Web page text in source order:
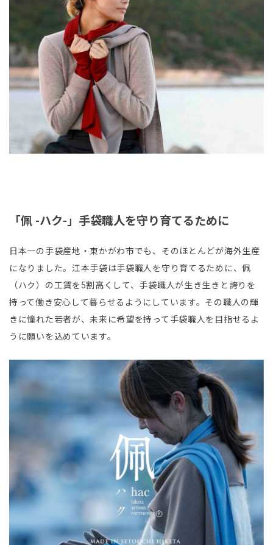
「佩 -ハク-」手袋職人を守り育てるために
日本一の手袋産地・東かがわ市でも、そのほとんどが海外生産
になりました。江本手袋は手袋職人を守り育てるために、佩
（ハク）の工賃を5割高くして、手袋職人が生き生きと誇りを
持って働き安心して暮らせるようにしています。その職人の輝
きに憧れた若者が、未来に希望を持って手袋職人を目指せるよ
うに願いを込めています。